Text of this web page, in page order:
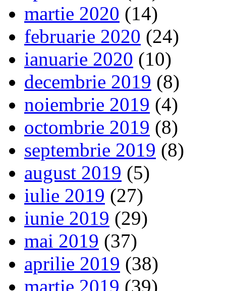
martie 2020 (14)
februarie 2020 (24)
ianuarie 2020 (10)
decembrie 2019 (8)
noiembrie 2019 (4)
octombrie 2019 (8)
septembrie 2019 (8)
august 2019 (5)
iulie 2019 (27)
iunie 2019 (29)
mai 2019 (37)
aprilie 2019 (38)
martie 2019 (39)